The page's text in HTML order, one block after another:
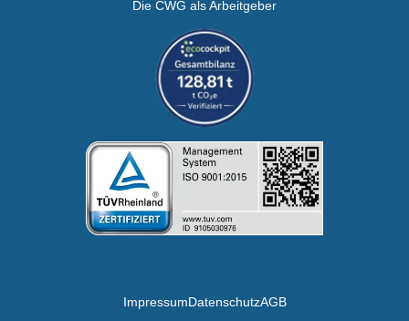
Die CWG als Arbeitgeber
ImpressumDatenschutzAGB